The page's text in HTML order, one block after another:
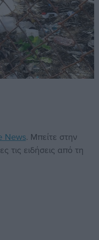
News. Μπείτε στην
τις ειδήσεις από τη